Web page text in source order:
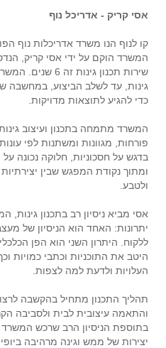
אסי קריק - אדריכל נוף
קו לנוף הנו משרד אדריכלות נוף
המשרד הוקם על ידי אסי קריק,
שירות תכנון
גינות, עד לשלב הביצוע, במחשבה
כדי להגיע לתוצאות מדויקות.
המשרד מתמחה בתכנון ועיצוב
פורחות, מגוונות ומשתנות לפי
בדגש על חסכוניות, חלוקה נכונה על
ומתוך נקודת המפגש שבין
ולטבע.
אסי מביא ניסיון רב בתכנון גינות,
יתרונות: האחד הוא הניסיון של
ללקוח. היתרון השני הוא הפן
היטב את התוכניות וכתבי כמויות
העלויות ולדעת למה לצפות.
תהליך התכנון מתחיל בהקשבה
והתאמה עיצובית לבית ולסביבה
בתוספת הניסיון הרב שרכש
יצירות של ממש וגינה מרהיבה